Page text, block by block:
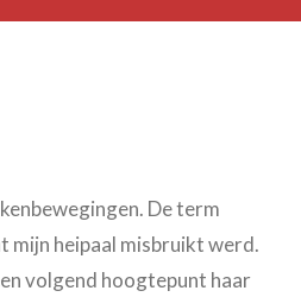
De term
mijn heipaal misbruikt werd.
volgend hoogtepunt haar